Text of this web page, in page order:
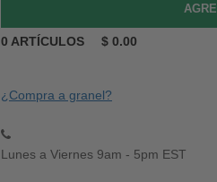
0 ARTÍCULOS $ 0.00
¿Compra a granel?
Lunes a Viernes 9am - 5pm EST